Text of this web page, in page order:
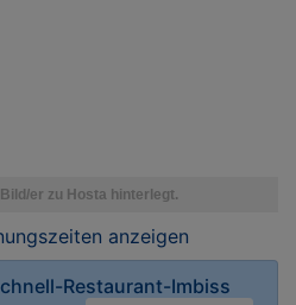
anzeigen
Restaurant-Imbiss